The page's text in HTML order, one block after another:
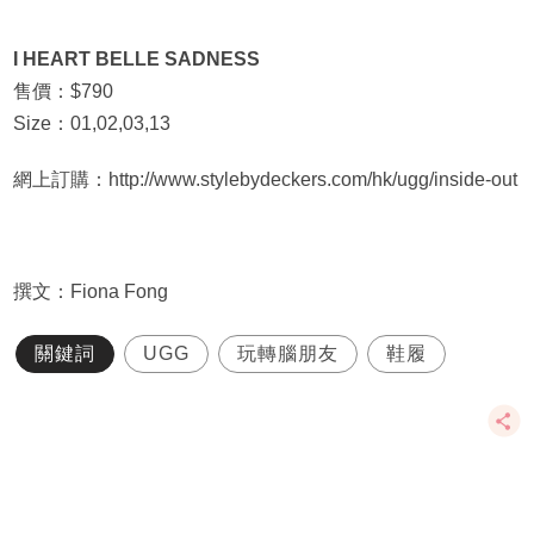
I HEART BELLE SADNESS
售價：$790
Size：01,02,03,13
網上訂購：http://www.stylebydeckers.com/hk/ugg/inside-out
撰文：Fiona Fong
關鍵詞 UGG 玩轉腦朋友 鞋履